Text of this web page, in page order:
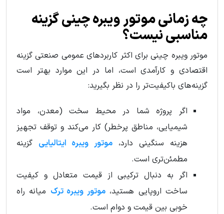
چه زمانی موتور ویبره چینی گزینه
مناسبی نیست؟
موتور ویبره چینی برای اکثر کاربردهای عمومی صنعتی گزینه
اقتصادی و کارآمدی است، اما در این موارد بهتر است
گزینه‌های باکیفیت‌تر را در نظر بگیرید:
اگر پروژه شما در محیط سخت (معدن، مواد
شیمیایی، مناطق پرخطر) کار می‌کند و توقف تجهیز
هزینه سنگینی دارد،موتور ویبره ایتالیایی گزینه
مطمئن‌تری است.
اگر به دنبال ترکیبی از قیمت متعادل و کیفیت
ساخت اروپایی هستید،موتور ویبره ترک میانه راه
خوبی بین قیمت و دوام است.